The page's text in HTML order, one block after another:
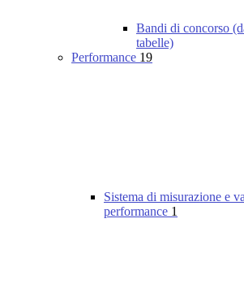
Bandi di concorso
tabelle)
Performance 19
Sistema di misurazione e
performance 1